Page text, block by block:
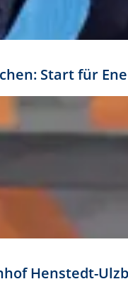
Start für
Henstedt-